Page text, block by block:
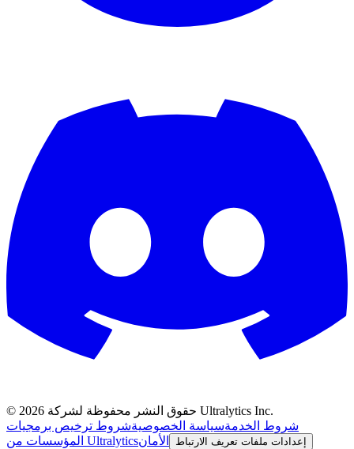
© 2026
حقوق النشر محفوظة لشركة Ultralytics Inc.
شروط الخدمةسياسة الخصوصيةشروط ترخيص برمجيات
المؤسسات من Ultralyticsالأمان
إعدادات ملفات تعريف الارتباط